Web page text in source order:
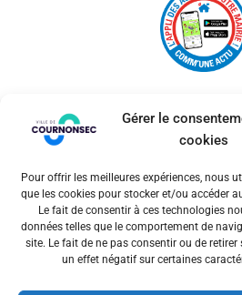
Gérer le
cookies
Pour offrir les meilleures expériences, nous
que les cookies pour stocker et/ou accéder
Le fait de consentir à ces technologies
données telles que le comportement de
site. Le fait de ne pas consentir ou de
un effet négatif sur certaines
© 2026 Ville de Cournonsec.
Comm'un
Mentions